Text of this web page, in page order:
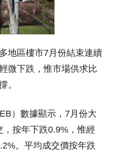
地區樓市7月份結束連續
微下跌，惟市場供求比
。
）數據顯示，7月份大
按年下跌0.9%，惟經
。平均成交價按年跌